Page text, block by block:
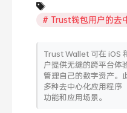
Trust钱包用户的去
Trust Wallet 可在 iOS
户提供无缝的跨平台体
管理自己的数字资产
多种去中心化应用程序
功能和应用场景。